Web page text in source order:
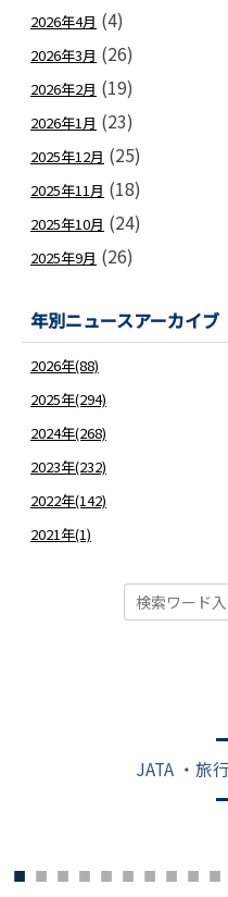
2026年4月 (4)
2026年3月 (26)
2026年2月 (19)
2026年1月 (23)
2025年12月 (25)
2025年11月 (18)
2025年10月 (24)
2025年9月 (26)
年別ニュースアーカイブ
2026年(88)
2025年(294)
2024年(268)
2023年(232)
2022年(142)
2021年(1)
JATA ・旅